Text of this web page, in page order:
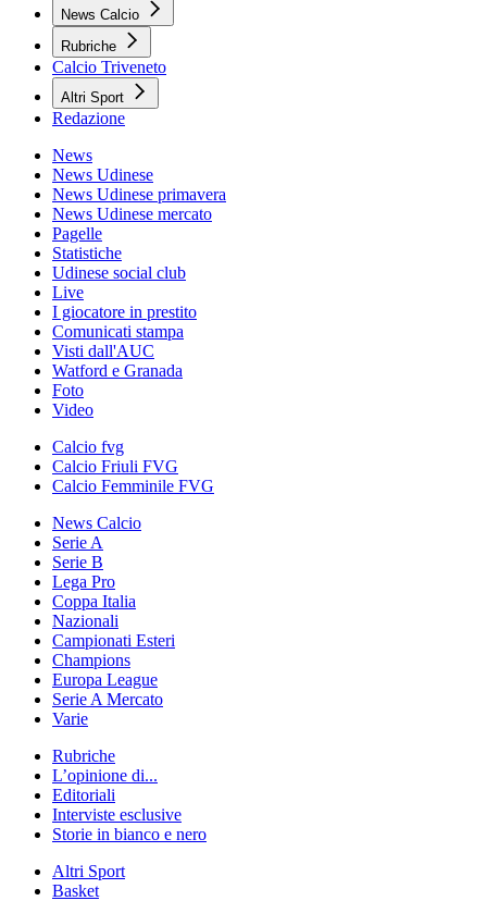
News Calcio
Rubriche
Calcio Triveneto
Altri Sport
Redazione
News
News Udinese
News Udinese primavera
News Udinese mercato
Pagelle
Statistiche
Udinese social club
Live
I giocatore in prestito
Comunicati stampa
Visti dall'AUC
Watford e Granada
Foto
Video
Calcio fvg
Calcio Friuli FVG
Calcio Femminile FVG
News Calcio
Serie A
Serie B
Lega Pro
Coppa Italia
Nazionali
Campionati Esteri
Champions
Europa League
Serie A Mercato
Varie
Rubriche
L’opinione di...
Editoriali
Interviste esclusive
Storie in bianco e nero
Altri Sport
Basket